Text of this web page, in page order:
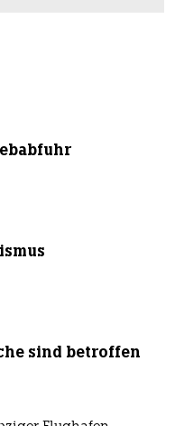
sind betroffen